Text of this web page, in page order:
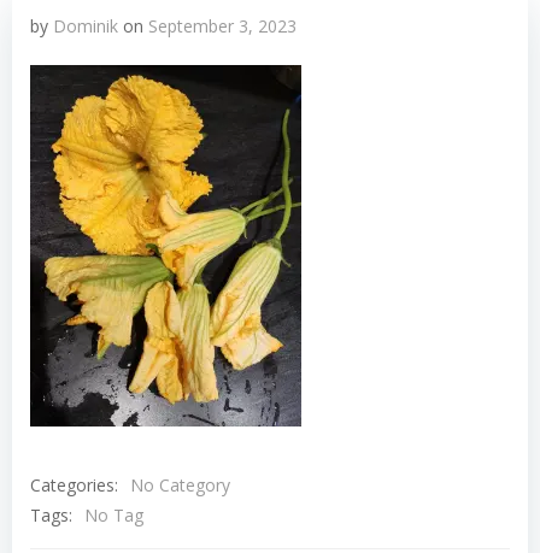
by Dominik on September 3, 2023
Categories:
No Category
Tags:
No Tag